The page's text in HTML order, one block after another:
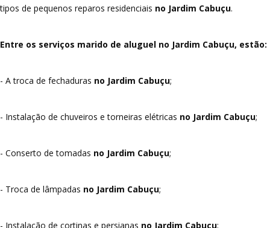
tipos de pequenos reparos residenciais no Jardim Cabuçu.
Entre os serviços marido de aluguel no Jardim Cabuçu, estão:
- A troca de fechaduras no Jardim Cabuçu;
- Instalação de chuveiros e torneiras elétricas no Jardim Cabuçu;
- Conserto de tomadas no Jardim Cabuçu;
- Troca de lâmpadas no Jardim Cabuçu;
- Instalação de cortinas e persianas no Jardim Cabuçu;